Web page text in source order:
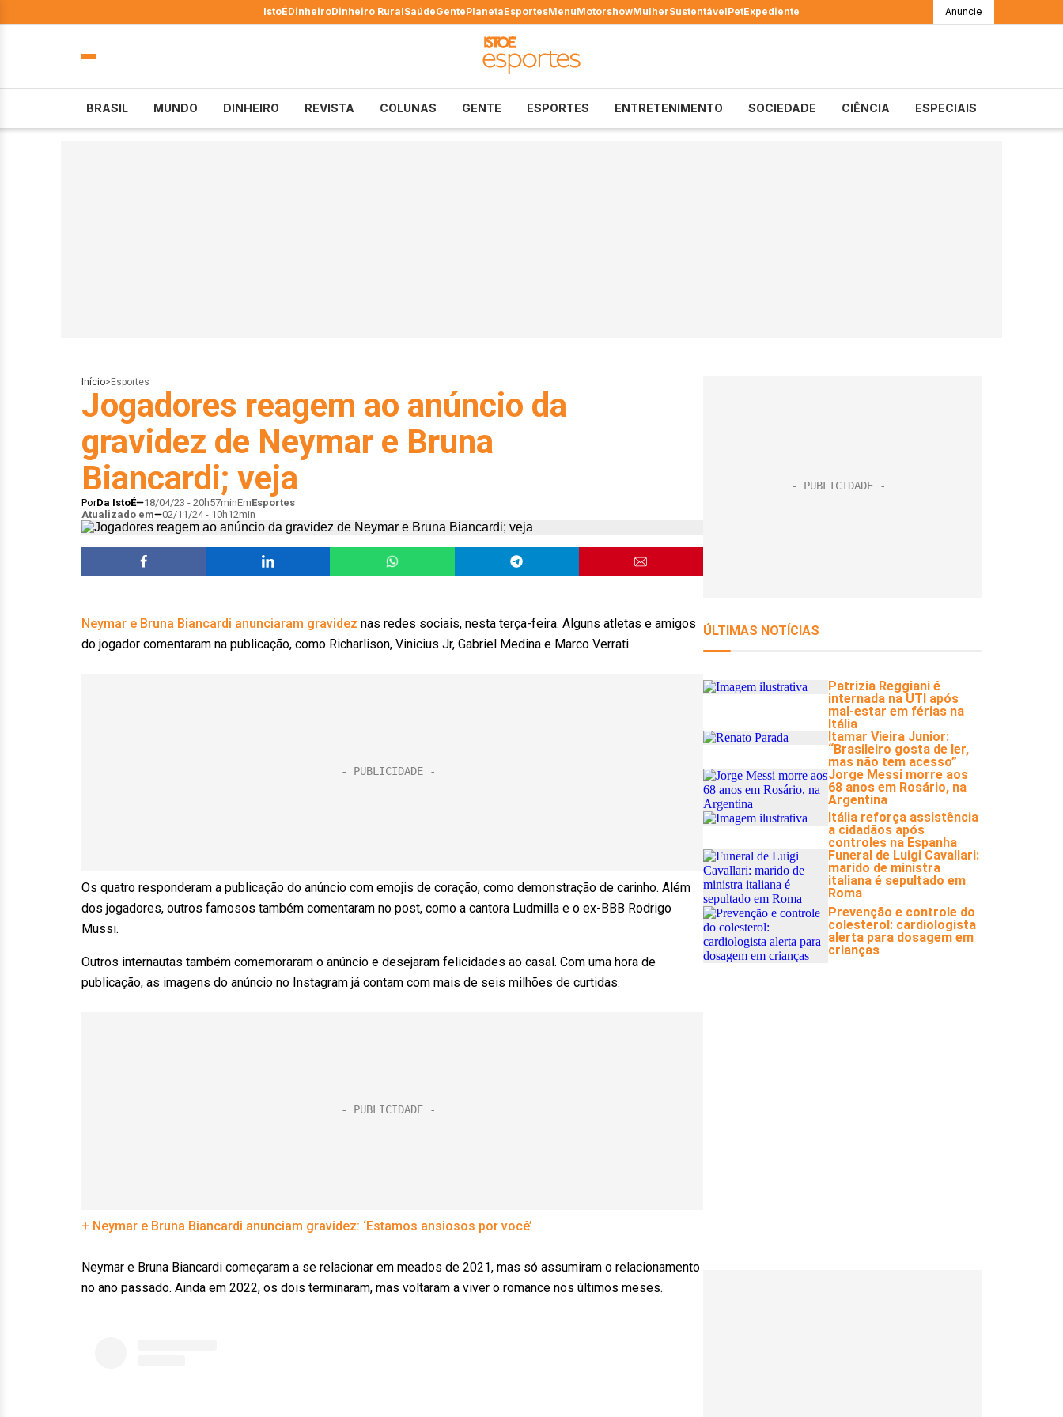
IstoÉDinheiroDinheiro RuralSaúdeGentePlanetaEsportesMenuMotorshowMulherSustentávelPetExpediente Anuncie
BRASIL MUNDO DINHEIRO REVISTA COLUNAS GENTE ESPORTES ENTRETENIMENTO SOCIEDADE CIÊNCIA ESPECIAIS
Início> Esportes
Jogadores reagem ao anúncio da
gravidez de Neymar e Bruna
Biancardi; veja
PorDa IstoÉ 18/04/23 - 20h57minEmEsportes
Atualizado em
02/11/24 - 10h12min
Neymar e Bruna Biancardi anunciaram gravidez nas redes sociais, nesta terça-feira. Alguns atletas e amigos
do jogador comentaram na publicação, como Richarlison, Vinicius Jr, Gabriel Medina e Marco Verrati.
Os quatro responderam a publicação do anúncio com emojis de coração, como demonstração de carinho. Além
dos jogadores, outros famosos também comentaram no post, como a cantora Ludmilla e o ex-BBB Rodrigo
Mussi.
Outros internautas também comemoraram o anúncio e desejaram felicidades ao casal. Com uma hora de
publicação, as imagens do anúncio no Instagram já contam com mais de seis milhões de curtidas.
+ Neymar e Bruna Biancardi anunciam gravidez: ‘Estamos ansiosos por você’
Neymar e Bruna Biancardi começaram a se relacionar em meados de 2021, mas só assumiram o relacionamento
no ano passado. Ainda em 2022, os dois terminaram, mas voltaram a viver o romance nos últimos meses.